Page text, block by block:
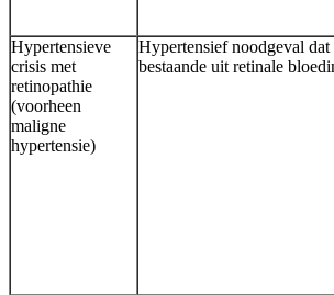
Hypertensieve
crisis met
retinopathie
(voorheen
maligne
hypertensie)
Hypertensief noodgeval
bestaande uit retinale